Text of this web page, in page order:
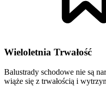
Wieloletnia Trwałość
Balustrady schodowe nie są
wiąże się z trwałością i